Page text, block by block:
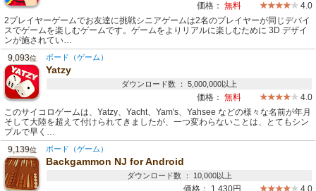
価格： 無料
4.0
2プレイヤーゲームでお友達に挑戦シニアゲームは2名のプレイヤーが同じデバイ
スでゲームを楽しむゲームです。ゲームをよりリアルに楽しむために 3D デザイ
ンが施されてい…
9,093位 ボード（ゲーム）
Yatzy
ダウンロード数 ： 5,000,000以上
価格： 無料
4.0
このサイコロゲームは、Yatzy、Yacht、Yam's、Yahsee などの様々な名前が年月
そして大陸を超えて付けられてきましたが、一つ変わらないことは、とてもシン
プルで早く…
9,139位 ボード（ゲーム）
Backgammon NJ for Android
ダウンロード数 ： 10,000以上
価格： 1,430円
4.0